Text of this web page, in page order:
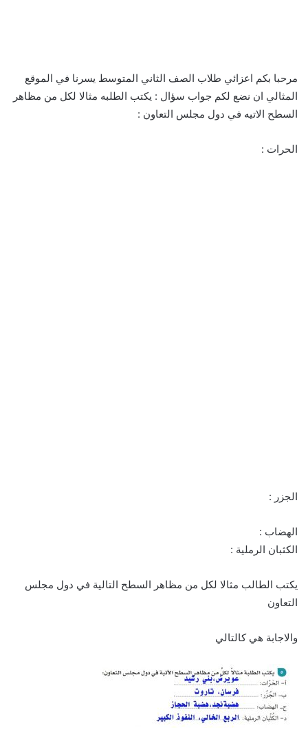
مرحبا بكم اعزائي طلاب الصف الثاني المتوسط يسرنا في الموقع
المثالي ان نضع لكم جواب سؤال : يكتب الطلبه مثالا لكل من مظاهر
السطح الاتيه في دول مجلس التعاون :
الحرات :
الجزر :
الهضاب :
الكثبان الرملية :
يكتب الطالب مثالا لكل من مظاهر السطح التالية في دول مجلس
التعاون
والاجابة هي كالتالي